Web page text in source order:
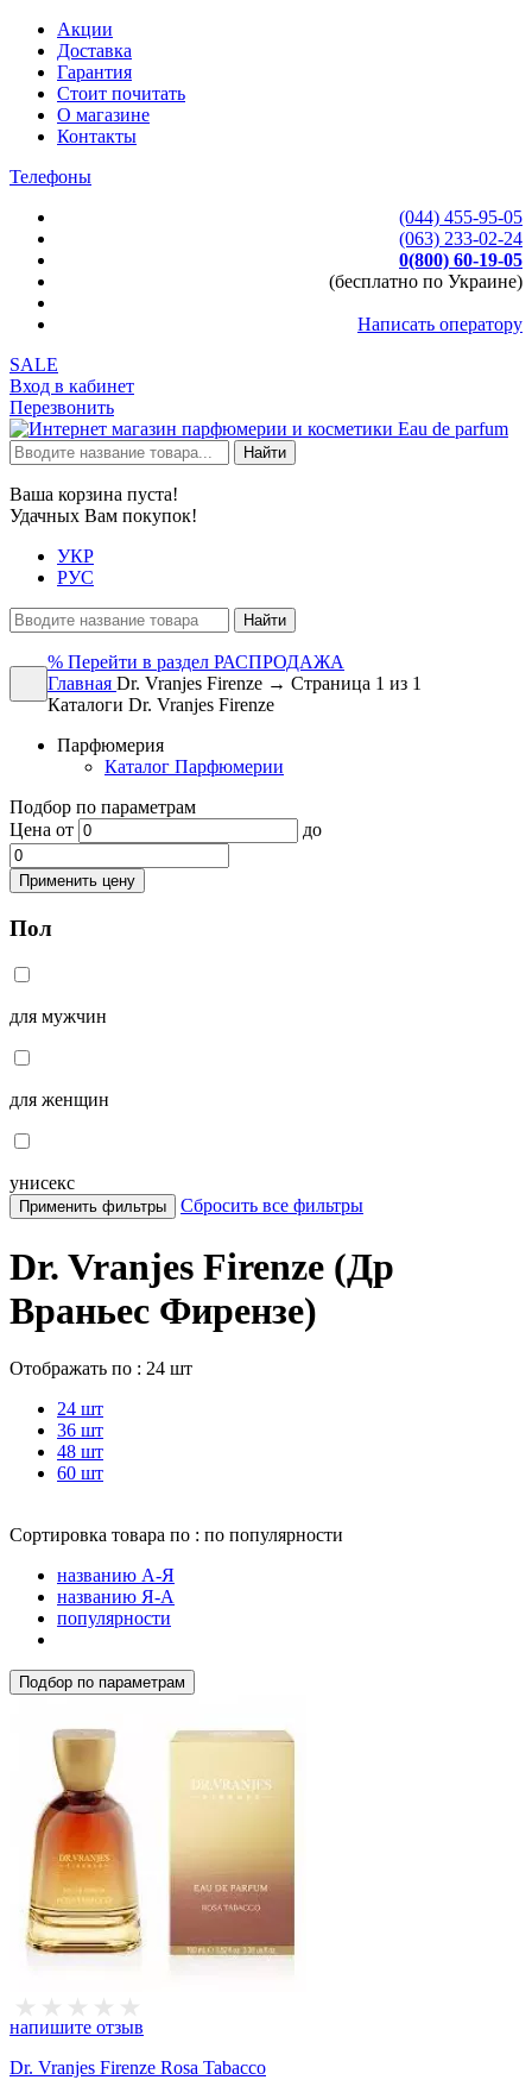
Акции
Доставка
Гарантия
Стоит почитать
О магазине
Контакты
Телефоны
(044) 455-95-05
(063) 233-02-24
0(800) 60-19-05
(бесплатно по Украине)
Написать оператору
SALE
Вход в кабинет
Перезвонить
Найти
Ваша корзина пуста!
Удачных Вам покупок!
УКР
РУС
Найти
% Перейти в раздел РАСПРОДАЖА
Главная Dr. Vranjes Firenze → Страница 1 из 1
Каталоги Dr. Vranjes Firenze
Парфюмерия
Каталог Парфюмерии
Подбор по параметрам
Цена от до
Применить цену
Пол
для мужчин
для женщин
унисекс
Применить фильтры Сбросить все фильтры
Dr. Vranjes Firenze (Др
Враньес Фирензе)
Отображать по : 24 шт
24 шт
36 шт
48 шт
60 шт
Сортировка товара по : по популярности
названию А-Я
названию Я-А
популярности
Подбор по параметрам
напишите отзыв
Dr. Vranjes Firenze Rosa Tabacco